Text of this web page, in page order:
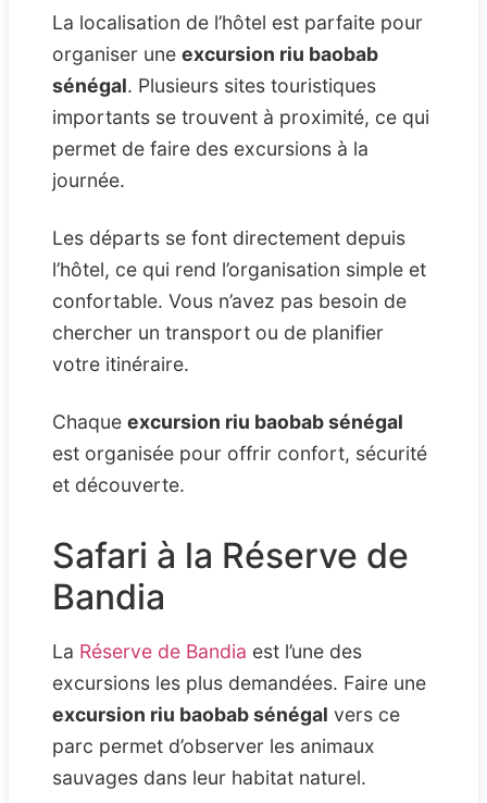
La localisation de l’hôtel est parfaite pour
organiser une excursion riu baobab
sénégal. Plusieurs sites touristiques
importants se trouvent à proximité, ce qui
permet de faire des excursions à la
journée.
Les départs se font directement depuis
l’hôtel, ce qui rend l’organisation simple et
confortable. Vous n’avez pas besoin de
chercher un transport ou de planifier
votre itinéraire.
Chaque excursion riu baobab sénégal
est organisée pour offrir confort, sécurité
et découverte.
Safari à la Réserve de
Bandia
La Réserve de Bandia est l’une des
excursions les plus demandées. Faire une
excursion riu baobab sénégal vers ce
parc permet d’observer les animaux
sauvages dans leur habitat naturel.